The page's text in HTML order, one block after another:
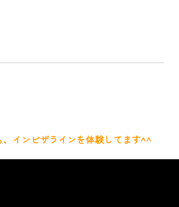
インビザラインを体験してます^^